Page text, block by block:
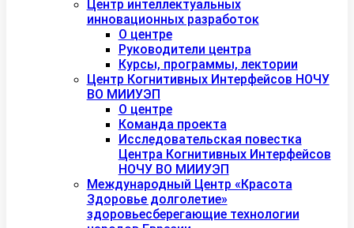
Центр интеллектуальных
инновационных разработок
О центре
Руководители центра
Курсы, программы, лектории
Центр Когнитивных Интерфейсов НОЧУ
ВО МИИУЭП
О центре
Команда проекта
Исследовательская повестка
Центра Когнитивных Интерфейсов
НОЧУ ВО МИИУЭП
Международный Центр «Красота
Здоровье долголетие»
здоровьесберегающие технологии